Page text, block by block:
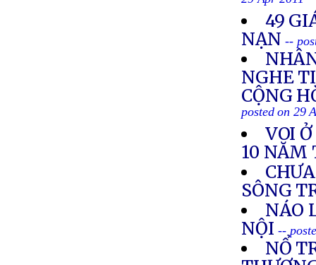
49
NẠN--
NGHE
CỘNG
posted on 29
VOI
10 NĂM
SÔNG
NÁO
NỘI--
NỔ